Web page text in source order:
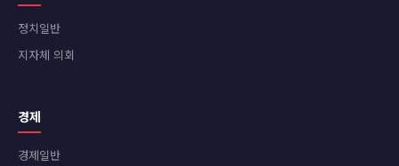
정치일반
지자체 의회
경제
경제일반